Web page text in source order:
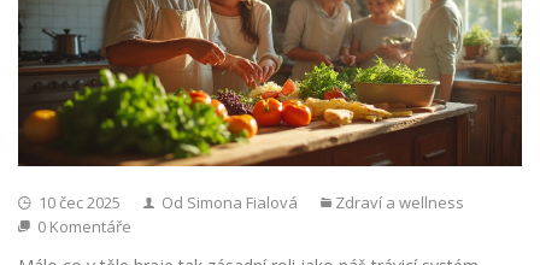
10 čec 2025 Od Simona Fialová
Zdraví a wellness
0 Komentáře